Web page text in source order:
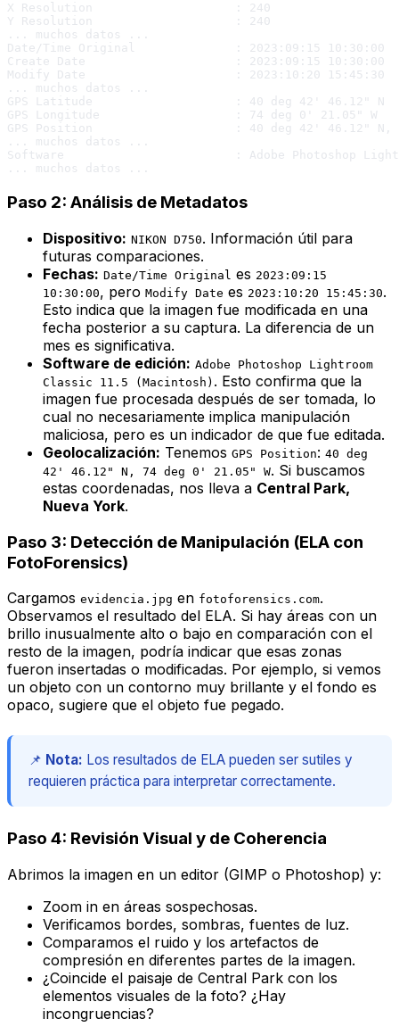
X Resolution                    : 240
Y Resolution                    : 240
... muchos datos ...
Date/Time Original              : 2023:09:15 10:30:00
Create Date                     : 2023:09:15 10:30:00
Modify Date                     : 2023:10:20 15:45:30
... muchos datos ...
GPS Latitude                    : 40 deg 42' 46.12" N
GPS Longitude                   : 74 deg 0' 21.05" W
GPS Position                    : 40 deg 42' 46.12" N,
... muchos datos ...
Software                        : Adobe Photoshop
Paso 2: Análisis de Metadatos
Dispositivo: NIKON D750. Información útil para
futuras comparaciones.
Fechas: Date/Time Original es 2023:09:15
10:30:00, pero Modify Date es 2023:10:20 15:45:30.
Esto indica que la imagen fue modificada en una
fecha posterior a su captura. La diferencia de un
mes es significativa.
Software de edición: Adobe Photoshop Lightroom
Classic 11.5 (Macintosh) . Esto confirma que la
imagen fue procesada después de ser tomada, lo
cual no necesariamente implica manipulación
maliciosa, pero es un indicador de que fue editada.
Geolocalización: Tenemos GPS Position: 40 deg
42' 46.12" N, 74 deg 0' 21.05" W. Si buscamos
estas coordenadas, nos lleva a Central Park,
Nueva York.
Paso 3: Detección de Manipulación (ELA con
FotoForensics)
Cargamos evidencia.jpg en fotoforensics.com.
Observamos el resultado del ELA. Si hay áreas con un
brillo inusualmente alto o bajo en comparación con el
resto de la imagen, podría indicar que esas zonas
fueron insertadas o modificadas. Por ejemplo, si vemos
un objeto con un contorno muy brillante y el fondo es
opaco, sugiere que el objeto fue pegado.
📌 Nota: Los resultados de ELA pueden ser sutiles y
requieren práctica para interpretar correctamente.
Paso 4: Revisión Visual y de Coherencia
Abrimos la imagen en un editor (GIMP o Photoshop) y:
Zoom in en áreas sospechosas.
Verificamos bordes, sombras, fuentes de luz.
Comparamos el ruido y los artefactos de
compresión en diferentes partes de la imagen.
¿Coincide el paisaje de Central Park con los
elementos visuales de la foto? ¿Hay
incongruencias?